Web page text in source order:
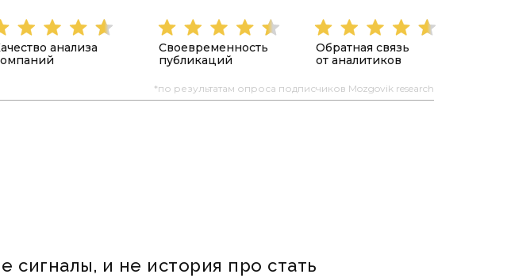
*по результатам опроса подписчиков Mozgovik research
анализа
Обратная связь
от аналитиков
Своевременность
публикаций
сигналы, и не история про стать